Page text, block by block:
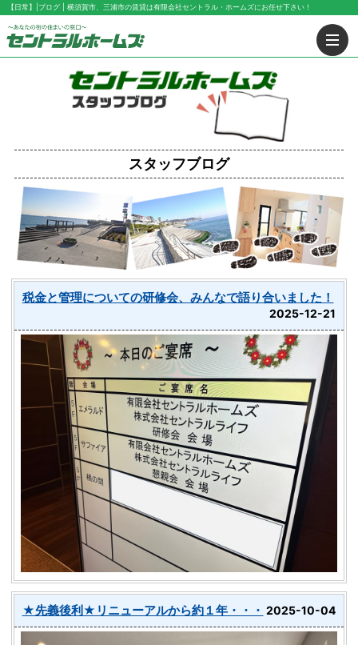
【日常】|ブログ | 横須賀市、三浦市の賃貸は有限会社セントラル・ホームズにお任せ下さい！
スタッフブログ
税金と管理についての研修会、みんなで語り合いました！
2025-12-21
★先義後利★リニューアルから約１年・・・ 2025-10-04